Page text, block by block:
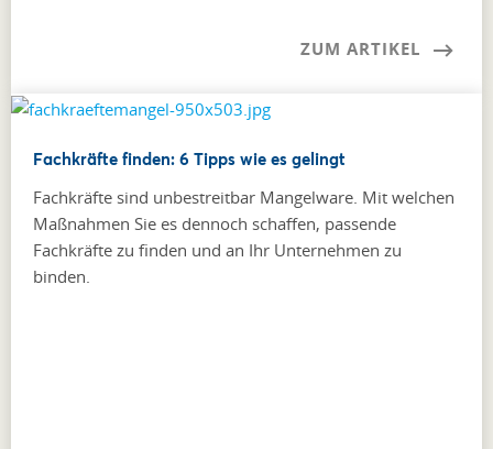
ZUM ARTIKEL
Fachkräfte finden: 6 Tipps wie es gelingt
Fachkräfte sind unbestreitbar Mangelware. Mit welchen
Maßnahmen Sie es dennoch schaffen, passende
Fachkräfte zu finden und an Ihr Unternehmen zu
binden.